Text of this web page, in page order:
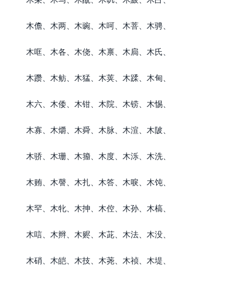
木儋、木两、木豌、木呵、木菩、木骋、
木哐、木各、木侥、木禀、木扃、木氏、
木躜、木鲂、木猛、木荚、木蹂、木甸、
木六、木倭、木钳、木院、木铹、木惕、
木寡、木爝、木舜、木脉、木渲、木陂、
木骄、木珊、木籀、木度、木泺、木洗、
木贿、木謦、木扎、木答、木唳、木饨、
木罕、木牝、木抻、木倥、木孙、木槁、
木唁、木辫、木赆、木茈、木法、木没、
木硝、木皑、木技、木荛、木祯、木堤、